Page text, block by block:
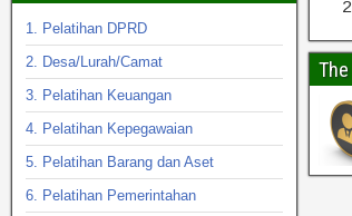
1. Pelatihan DPRD
2. Desa/Lurah/Camat
3. Pelatihan Keuangan
4. Pelatihan Kepegawaian
5. Pelatihan Barang dan Aset
6. Pelatihan Pemerintahan